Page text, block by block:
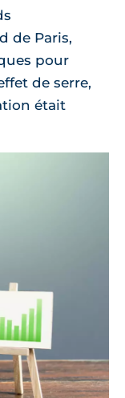
de Paris,
pour
de serre,
était